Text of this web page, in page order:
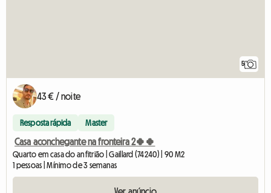
5
43 € / noite
Resposta rápida Master
Casa aconchegante na fronteira 2🍀🍀
Quarto em casa do anfitrião | Gaillard (74240) | 90 M2
1 pessoas | Mínimo de 3 semanas
Ver anúncio